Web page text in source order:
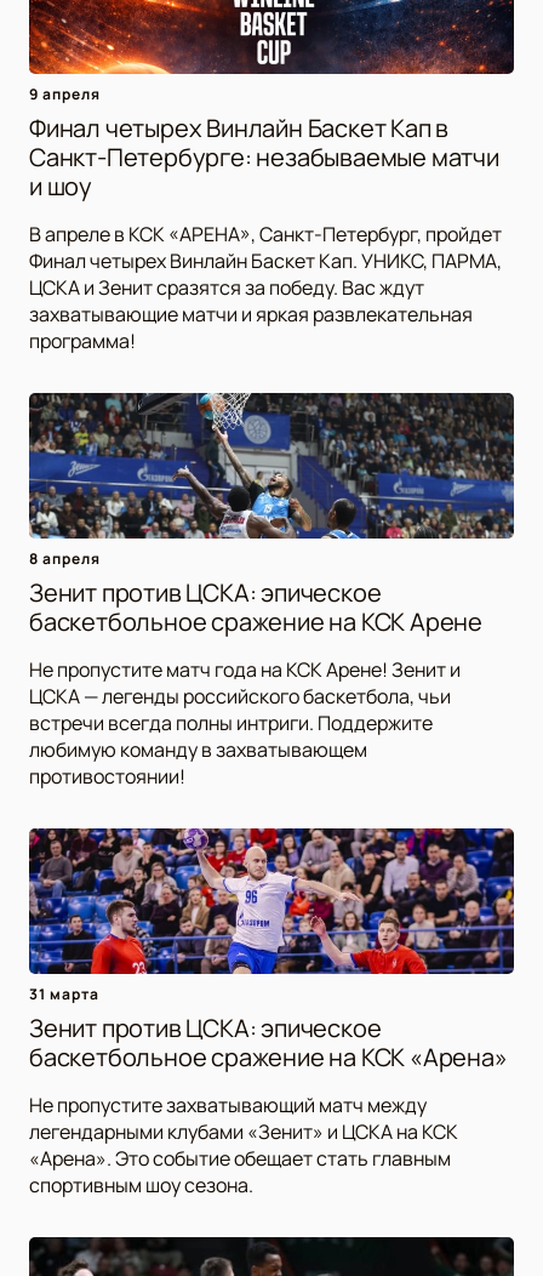
9 апреля
Финал четырех Винлайн Баскет Кап в
Санкт-Петербурге: незабываемые матчи
и шоу
В апреле в КСК «АРЕНА», Санкт-Петербург, пройдет
Финал четырех Винлайн Баскет Кап. УНИКС, ПАРМА,
ЦСКА и Зенит сразятся за победу. Вас ждут
захватывающие матчи и яркая развлекательная
программа!
8 апреля
Зенит против ЦСКА: эпическое
баскетбольное сражение на КСК Арене
Не пропустите матч года на КСК Арене! Зенит и
ЦСКА — легенды российского баскетбола, чьи
встречи всегда полны интриги. Поддержите
любимую команду в захватывающем
противостоянии!
31 марта
Зенит против ЦСКА: эпическое
баскетбольное сражение на КСК «Арена»
Не пропустите захватывающий матч между
легендарными клубами «Зенит» и ЦСКА на КСК
«Арена». Это событие обещает стать главным
спортивным шоу сезона.